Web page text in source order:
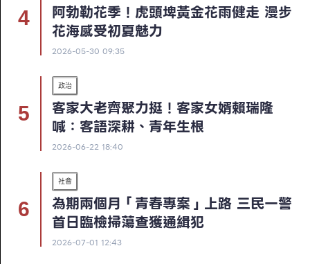
阿勃勒花季！虎頭埤黃金花雨健走 漫步
花海感受初夏魅力
2026-05-30 09:35
政治
客家大老齊聚力挺！客家女婿賴瑞隆
喊：客語深耕、青年生根
2026-06-22 18:40
社會
為期兩個月「青春專案」上路 三民一警
首日臨檢掃蕩查獲通緝犯
2026-07-01 12:43